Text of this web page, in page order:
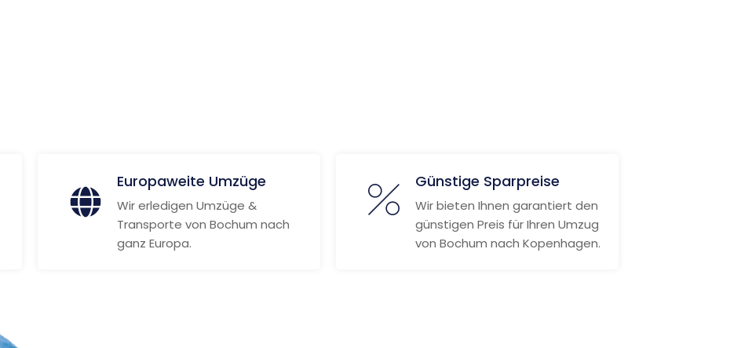
Europaweite Umzüge
Wir erledigen Umzüge &
Transporte von Bochum nach
ganz Europa.
Günstige Sparpreise
Wir bieten Ihnen garantiert den
günstigen Preis für Ihren Umzug
von Bochum nach Kopenhagen.